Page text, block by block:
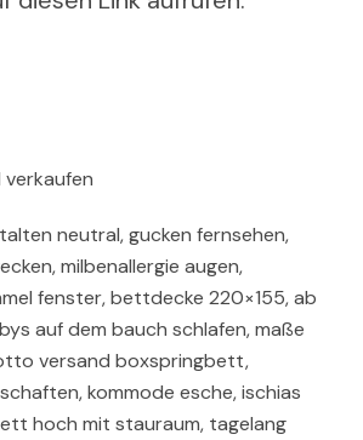
verkaufen
neutral, gucken fernsehen,
milbenallergie augen,
fenster, bettdecke 220×155, ab
auf dem bauch schlafen, maße
versand boxspringbett,
kommode esche, ischias
hoch mit stauraum, tagelang